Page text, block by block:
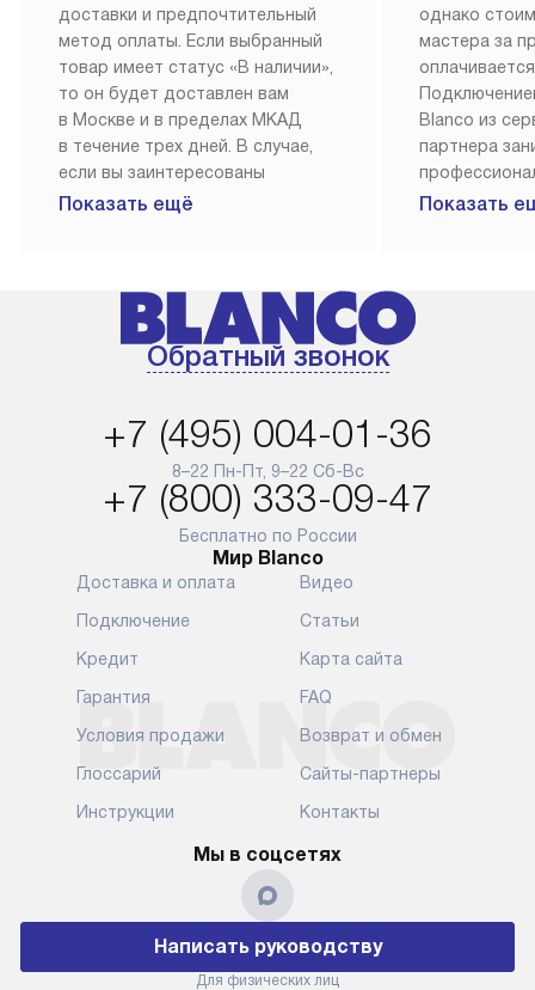
доставки и предпочтительный
метод оплаты. Если выбранный
товар имеет статус «В наличии»,
то он будет доставлен вам
в Москве и в пределах МКАД
в течение трех дней. В случае,
если вы заинтересованы
в товаре, который доступен
менеджером на сайте. Товары
с особым лейблом
доставляются бесплатно
аксессуаров не предусмотрена.
Для доставки в другие регионы
мы используем услуги
транспортной компании.
Уточняйте все условия доставки
у нашего менеджера при
оформлении заказа.
В установленный день наша
упакованный прибор прямо
к вашей двери или до прихожей.
Если вам необходимо
переместить прибор к месту его
установки, пожалуйста,
предварительно обсудите это
с нашим менеджером. Эта
подлежит оплате. Важно
помнить, что если размеры
прибора не позволяют его
Показать ещё
однако
мастера за
Blanco из
партнера
Наш сервис
возможные
Готовые
первый
Показать
Обратный звонок
+7 (495) 004-01-36
8–22 Пн-Пт, 9–22 Сб-Вс
+7 (800) 333-09-47
Бесплатно по России
Мир Blanco
Доставка и оплата
Подключение
Кредит
Гарантия
Условия продажи
Глоссарий
Инструкции
Видео
Статьи
Карта сайта
FAQ
Возврат и обмен
Сайты-партнеры
Контакты
Мы в соцсетях
Написать руководству
Для физических лиц